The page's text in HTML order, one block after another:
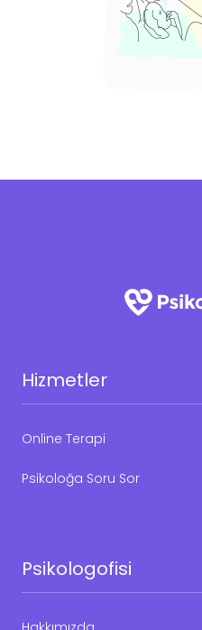
Hizmetler
Online Terapi
Psikoloğa Soru Sor
Psikologofisi